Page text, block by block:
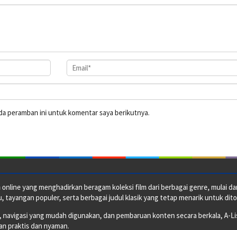
peramban ini untuk komentar saya berikutnya.
yang menghadirkan beragam koleksi film dari berbagai genre, mulai
tayangan populer, serta berbagai judul klasik yang tetap menarik untuk
yang mudah digunakan, dan pembaruan konten secara berkala, A-
praktis dan nyaman.